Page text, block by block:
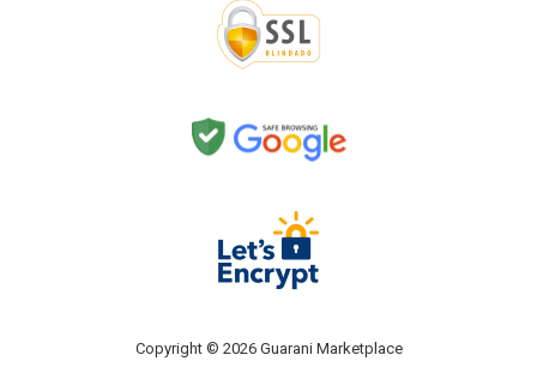
Copyright © 2026 Guarani Marketplace